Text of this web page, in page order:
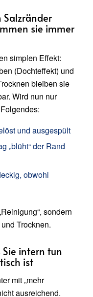
Salzränder
sie immer
simplen Effekt:
(Dochteffekt) und
bleiben sie
Wird nun nur
und ausgespült
„blüht“ der Rand
obwohl
sondern
Trocknen.
intern tun
ist
mit „mehr
ausreichend.